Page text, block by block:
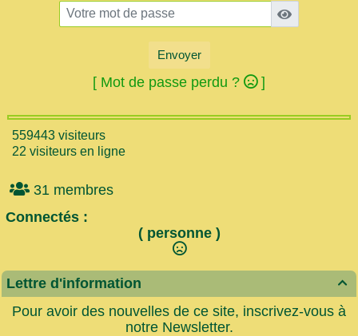
Envoyer
[ Mot de passe perdu ? ]
559443 visiteurs
22 visiteurs en ligne
31 membres
Connectés :
( personne )

Lettre d'information
Pour avoir des nouvelles de ce site, inscrivez-vous à
notre Newsletter.